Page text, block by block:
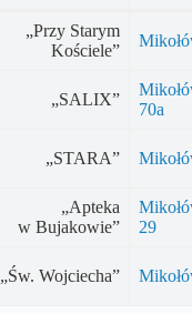
„Przy Starym
Kościele”
„SALIX”
70a
„STARA”
„Apteka
w Bujakowie”
29
„Św. Wojciecha”